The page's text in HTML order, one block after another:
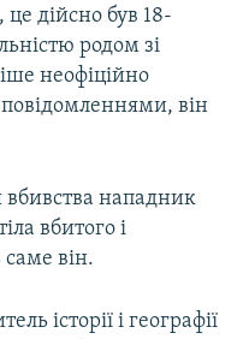
, це дійсно був 18-
родом зі
неофіційно
він
вбивства нападник
вбитого і
він.
історії і географії